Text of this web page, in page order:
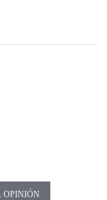
OPINIÓN